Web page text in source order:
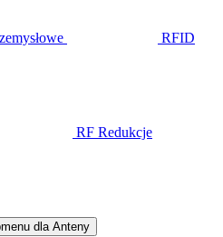
RFID
RF Redukcje
dla Anteny